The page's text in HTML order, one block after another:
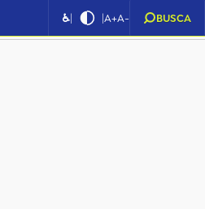
♿| |A+A- BUSCA